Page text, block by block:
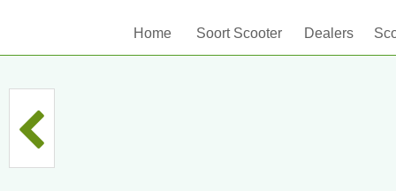
Home Soort Scooter Dealers